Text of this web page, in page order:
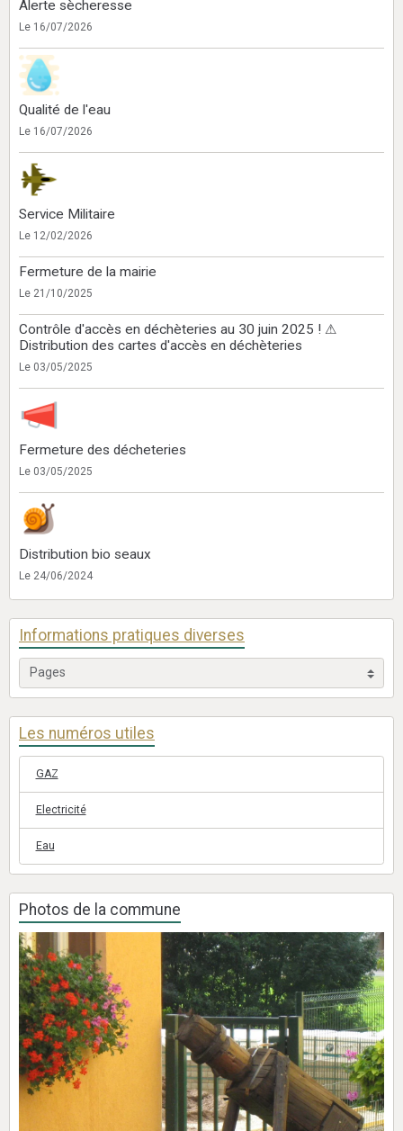
Alerte sècheresse
Le 16/07/2026
Qualité de l'eau
Le 16/07/2026
Service Militaire
Le 12/02/2026
Fermeture de la mairie
Le 21/10/2025
Contrôle d'accès en déchèteries au 30 juin 2025 ! ⚠
Distribution des cartes d'accès en déchèteries
Le 03/05/2025
Fermeture des décheteries
Le 03/05/2025
Distribution bio seaux
Le 24/06/2024
Informations pratiques diverses
Les numéros utiles
GAZ
Electricité
Eau
Photos de la commune